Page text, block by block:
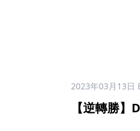
2023年03月13日
【逆轉勝